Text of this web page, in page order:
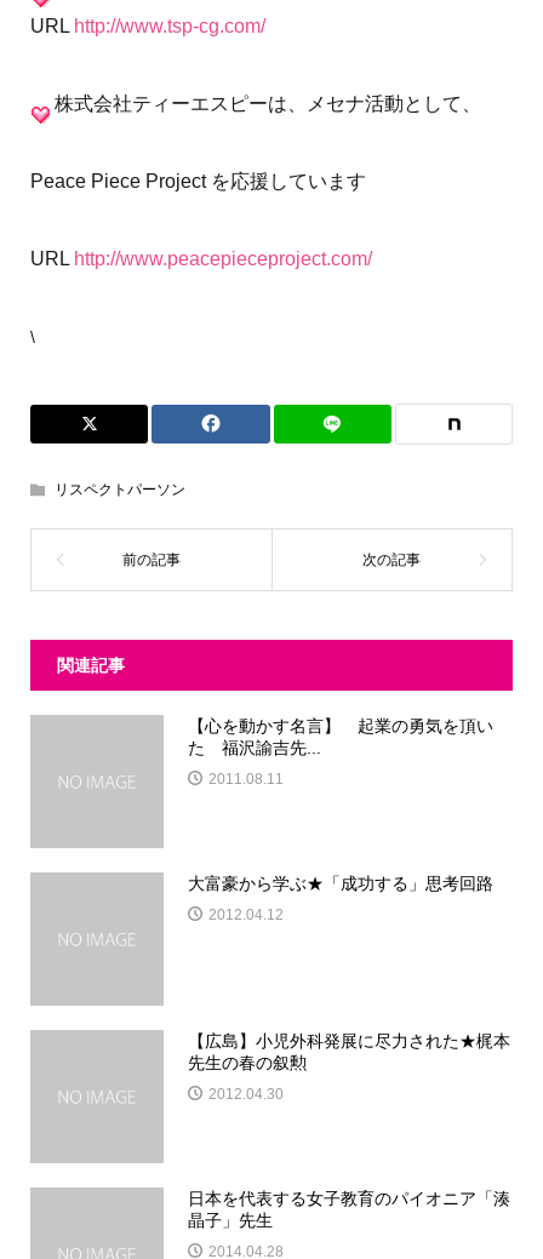
URL http://www.tsp-cg.com/
株式会社ティーエスピーは、メセナ活動として、
Peace Piece Project を応援しています
URL http://www.peacepieceproject.com/
\
リスペクトパーソン
関連記事
【心を動かす名言】 起業の勇気を頂い
た 福沢諭吉先...
2011.08.11
大富豪から学ぶ★「成功する」思考回路
2012.04.12
【広島】小児外科発展に尽力された★梶本
先生の春の叙勲
2012.04.30
日本を代表する女子教育のパイオニア「湊
晶子」先生
2014.04.28